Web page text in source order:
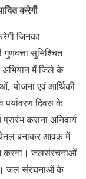
करेगी
जिनका
गुणवत्ता सुनिश्चित
अभियान में जिले के
योजना एवं आर्थिकी
पर्यावरण दिवस के
कराना अनिवार्य
बनाकर आवक में
करना। जलसंरचनाओं
जल संरचनाओं के